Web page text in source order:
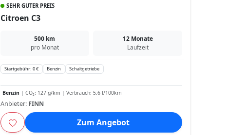
SEHR GUTER PREIS
Citroen C3
500 km
pro Monat
12 Monate
Laufzeit
Startgebühr: 0 € Benzin Schaltgetriebe
Benzin | CO₂: 127 g/km | Verbrauch: 5.6 l/100km
Anbieter: FINN
Zum Angebot